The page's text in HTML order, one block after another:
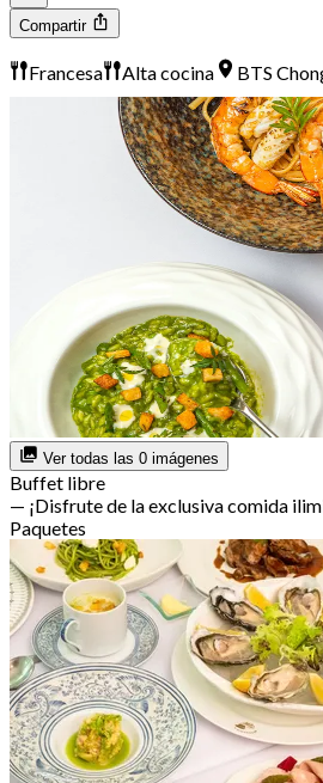
Compartir
Francesa Alta cocina BTS
Ver todas las 0 imágenes
Buffet libre
— ¡Disfrute de la exclusiva comida
Paquetes